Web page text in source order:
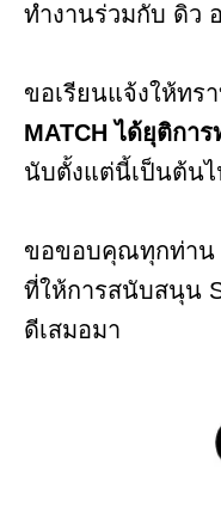
ทำงานร่วมกับ ดิว
ขอเรียนแจ้งให้ทร
MATCH ได้ยุติกา
นับตั้งแต่นี้เป็นต้นไ
ขอขอบคุณทุกท่าน
ที่ให้การสนับสนุน
ดีเสมอมา